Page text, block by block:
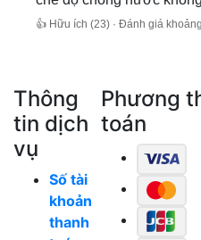
👍 Hữu ích (23) · Đánh giá
Thông
tin dịch
vụ
Số tài
khoản
thanh
Phương
toán